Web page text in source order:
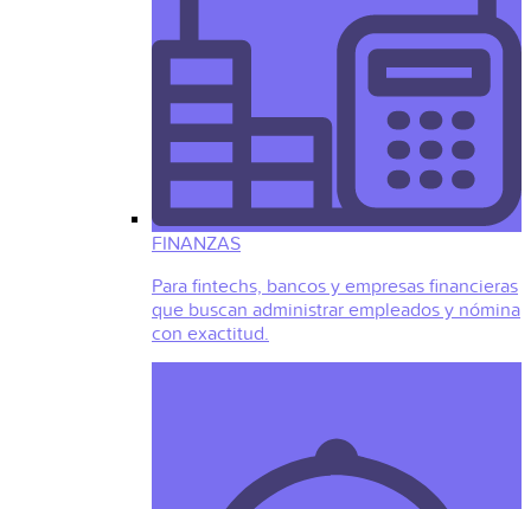
FINANZAS
Para fintechs, bancos y empresas financieras
que buscan administrar empleados y nómina
con exactitud.